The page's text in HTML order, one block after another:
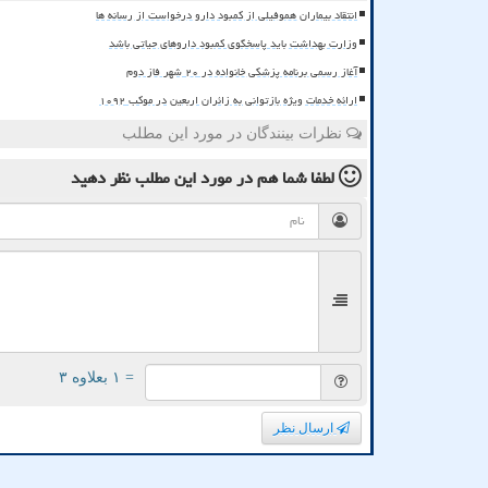
انتقاد بیماران هموفیلی از کمبود دارو درخواست از رسانه ها
وزارت بهداشت باید پاسخگوی کمبود داروهای حیاتی باشد
آغاز رسمی برنامه پزشکی خانواده در ۲۰ شهر فاز دوم
ارائه خدمات ویژه بازتوانی به زائران اربعین در موکب ۱۰۹۲
نظرات بینندگان در مورد این مطلب
لطفا شما همدر مورد این مطلبنظر دهید
= ۱ بعلاوه ۳
ارسال نظر